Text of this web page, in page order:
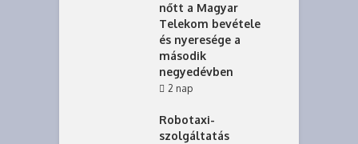
nőtt a Magyar
Telekom bevétele
és nyeresége a
második
negyedévben
2 nap
Robotaxi-
szolgáltatás